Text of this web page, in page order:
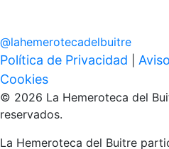
@lahemerotecadelbuitre
Política de Privacidad
Cookies
© 2026 La Hemeroteca del
reservados.
La Hemeroteca del Buitre